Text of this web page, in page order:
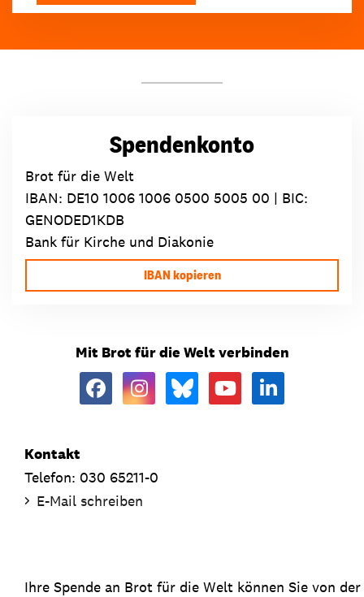
Spendenkonto
Brot für die Welt
IBAN: DE10 1006 1006 0500 5005 00 | BIC:
GENODED1KDB
Bank für Kirche und Diakonie
IBAN kopieren
Mit Brot für die Welt verbinden
Kontakt
Telefon: 030 65211-0
E-Mail schreiben
Ihre Spende an Brot für die Welt können Sie von